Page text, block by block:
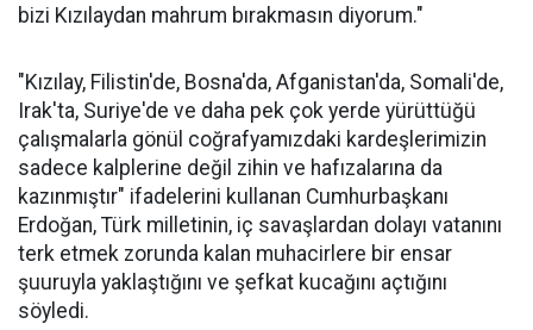
bizi Kızılaydan mahrum bırakmasın diyorum."
"Kızılay, Filistin'de, Bosna'da, Afganistan'da, Somali'de,
Irak'ta, Suriye'de ve daha pek çok yerde yürüttüğü
çalışmalarla gönül coğrafyamızdaki kardeşlerimizin
sadece kalplerine değil zihin ve hafızalarına da
kazınmıştır" ifadelerini kullanan Cumhurbaşkanı
Erdoğan, Türk milletinin, iç savaşlardan dolayı vatanını
terk etmek zorunda kalan muhacirlere bir ensar
şuuruyla yaklaştığını ve şefkat kucağını açtığını
söyledi.